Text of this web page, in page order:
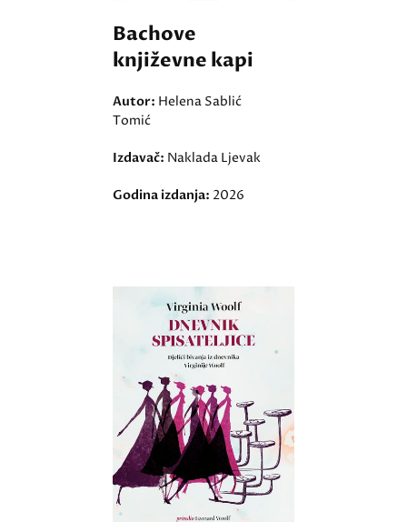
Bachove
književne kapi
Autor: Helena Sablić
Tomić
Izdavač: Naklada Ljevak
Godina izdanja: 2026